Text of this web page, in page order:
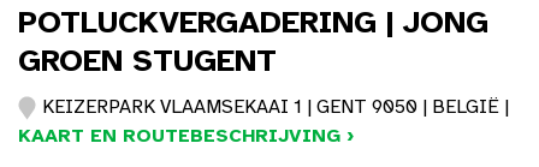
POTLUCKVERGADERING | JONG
GROEN STUGENT
KEIZERPARK VLAAMSEKAAI 1 | GENT 9050 | BELGIË |
KAART EN ROUTEBESCHRIJVING ›